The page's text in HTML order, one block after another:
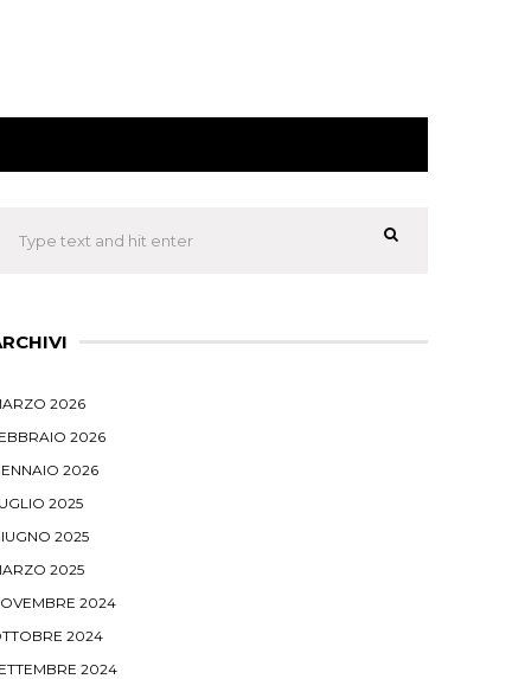
2026
2026
2026
2025
2025
2025
2024
2024
2024